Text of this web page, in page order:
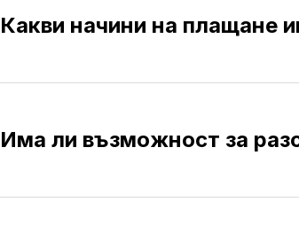
Какви начини на плащане
Има ли възможност за